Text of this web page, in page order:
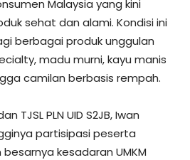
Malaysia yang kini
sehat dan alami. Kondisi ini
berbagai produk unggulan
madu murni, kayu manis
camilan berbasis rempah.
TJSL PLN UID S2JB, Iwan
partisipasi peserta
kesadaran UMKM